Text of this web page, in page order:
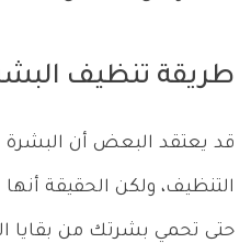
طريقة تنظيف
قد يعتقد البعض أن البشرة
التنظيف، ولكن الحقيقة
حتى تحمي بشرتك من بقايا